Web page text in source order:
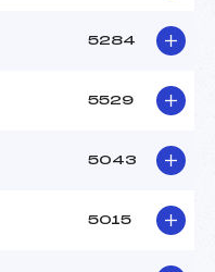
5284
5529
5043
5015